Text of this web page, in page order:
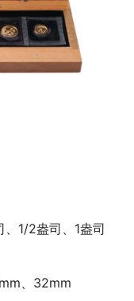
、1/2盎司、1盎司
、32mm